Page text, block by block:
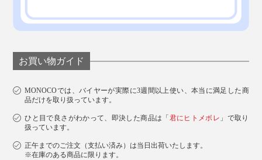
汚れたらそのまま洗濯もOK！長く使っていただくため
てからお使いください。
ベルギーの『INATURA（イナチュラ）』社によって、
寧に製造されている「チェリーストーンピロー」は、ギ
お買い物ガイド
MONOCOでは、バイヤーが実際に3週間以上使い、本当に満足した商
品だけを取り扱っています。
ひと目で良さがわかって、即決した商品は「 君にヒトメボレ 」で取り
扱っています。
正午までのご注文（支払い済み）は当日出荷いたします。
※在庫のある商品に限ります。